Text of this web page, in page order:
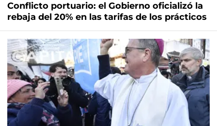
Conflicto portuario: el Gobierno oficializó la
rebaja del 20% en las tarifas de los prácticos